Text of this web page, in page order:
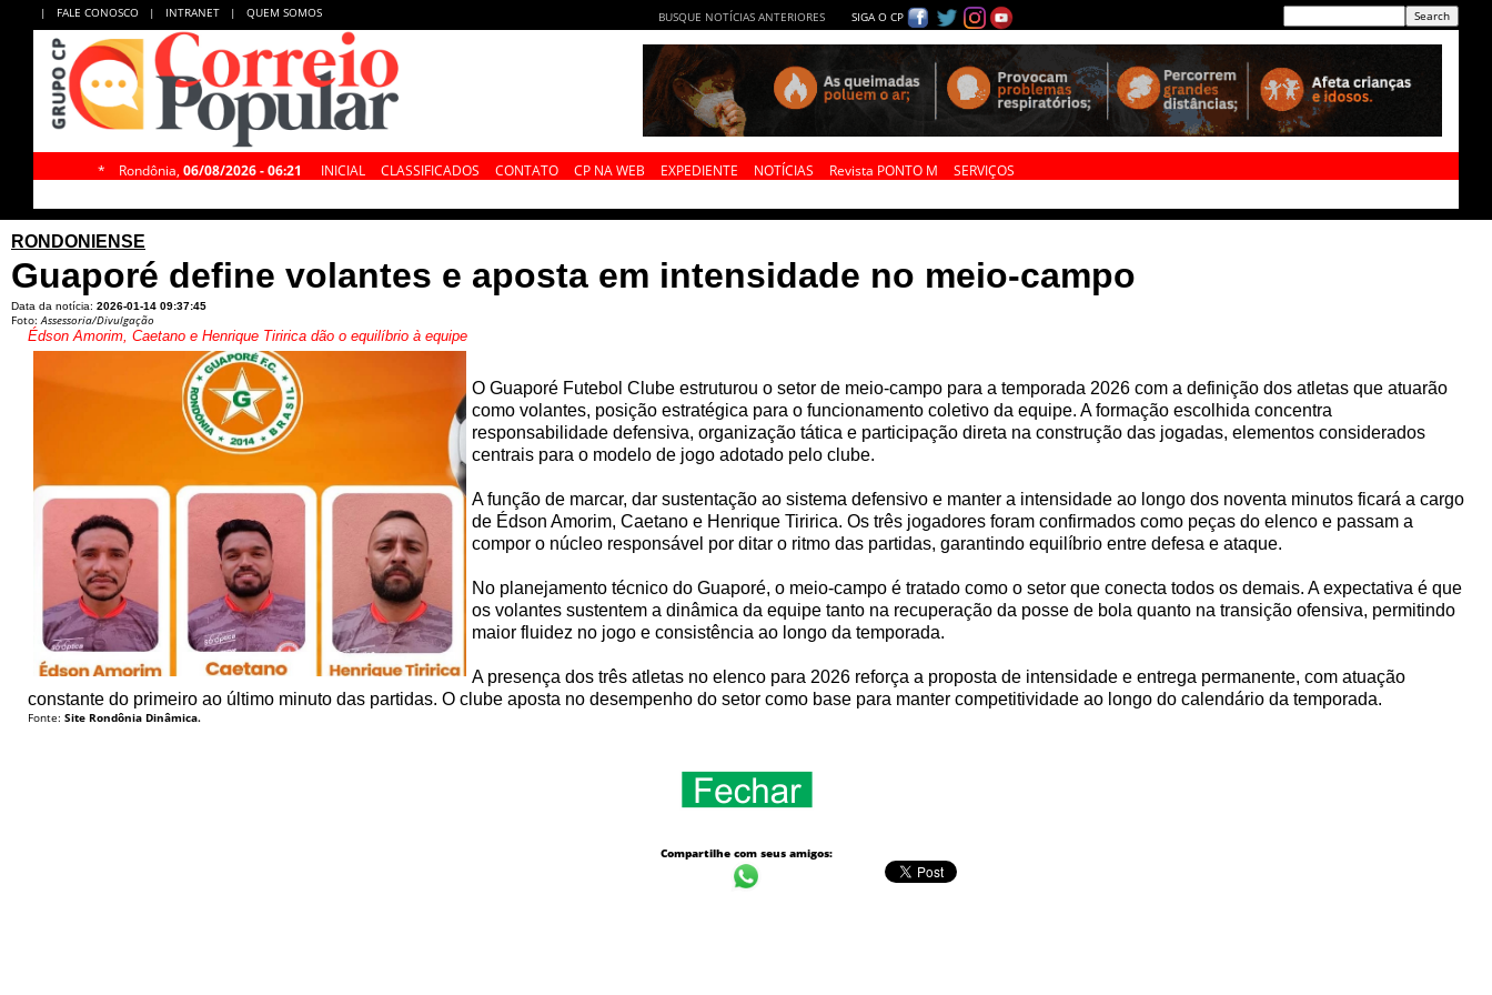
| FALE CONOSCO | INTRANET | QUEM SOMOS BUSQUE NOTÍCIAS ANTERIORES SIGA O CP
* Rondônia, 06/08/2026 - 06:21 INICIAL CLASSIFICADOS CONTATO CP NA WEB EXPEDIENTE NOTÍCIAS Revista PONTO M SERVIÇOS
RONDONIENSE
Guaporé define volantes e aposta em intensidade no meio-campo
Data da notícia: 2026-01-14 09:37:45
Foto:Assessoria/Divulgação
Édson Amorim, Caetano e Henrique Tiririca dão o equilíbrio à equipe
O Guaporé Futebol Clube estruturou o setor de meio-campo para a temporada 2026 com a definição dos atletas que atuarão
como volantes, posição estratégica para o funcionamento coletivo da equipe. A formação escolhida concentra
responsabilidade defensiva, organização tática e participação direta na construção das jogadas, elementos considerados
centrais para o modelo de jogo adotado pelo clube.
A função de marcar, dar sustentação ao sistema defensivo e manter a intensidade ao longo dos noventa minutos ficará a cargo
de Édson Amorim, Caetano e Henrique Tiririca. Os três jogadores foram confirmados como peças do elenco e passam a
compor o núcleo responsável por ditar o ritmo das partidas, garantindo equilíbrio entre defesa e ataque.
No planejamento técnico do Guaporé, o meio-campo é tratado como o setor que conecta todos os demais. A expectativa é que
os volantes sustentem a dinâmica da equipe tanto na recuperação da posse de bola quanto na transição ofensiva, permitindo
maior fluidez no jogo e consistência ao longo da temporada.
A presença dos três atletas no elenco para 2026 reforça a proposta de intensidade e entrega permanente, com atuação
constante do primeiro ao último minuto das partidas. O clube aposta no desempenho do setor como base para manter competitividade ao longo do calendário da temporada.
Fonte: Site Rondônia Dinâmica.
Compartilhe com seus amigos: